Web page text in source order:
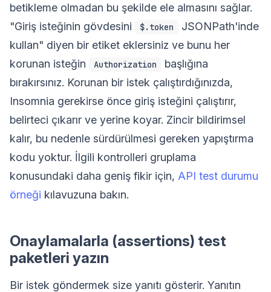
betikleme olmadan bu şekilde ele almasını sağlar.
"Giriş isteğinin gövdesini
$.token
JSONPath'inde
kullan" diyen bir etiket eklersiniz ve bunu her
korunan isteğin
Authorization
başlığına
bırakırsınız. Korunan bir istek çalıştırdığınızda,
Insomnia gerekirse önce giriş isteğini çalıştırır,
belirteci çıkarır ve yerine koyar. Zincir bildirimsel
kalır, bu nedenle sürdürülmesi gereken yapıştırma
kodu yoktur. İlgili kontrolleri gruplama
konusundaki daha geniş fikir için, API test durumu
örneği kılavuzuna bakın.
Onaylamalarla (assertions) test
paketleri yazın
Bir istek göndermek size yanıtı gösterir. Yanıtın